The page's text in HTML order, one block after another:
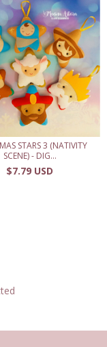
STARS 3 (NATIVITY
SCENE) - DIG...
$7.79 USD